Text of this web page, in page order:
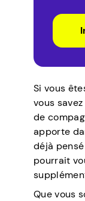
Si vous
vous
de
apporte
déjà
pourrait
Que vous